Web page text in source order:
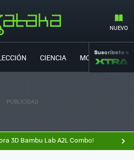
NUEVO
CIENCIA MOVILIDAD
Suscríbete a
3D Bambu Lab A2L Combo!